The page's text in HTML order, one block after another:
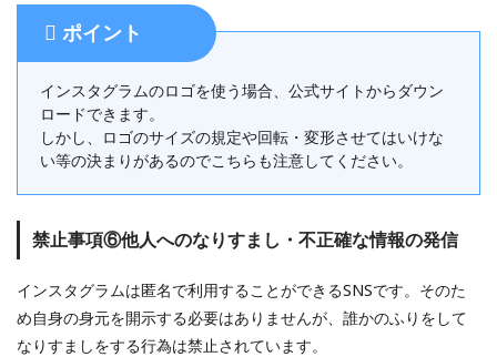
ポイント
インスタグラムのロゴを使う場合、公式サイトからダウン
ロードできます。
しかし、ロゴのサイズの規定や回転・変形させてはいけな
い等の決まりがあるのでこちらも注意してください。
禁止事項⑥他人へのなりすまし・不正確な情報の発信
インスタグラムは匿名で利用することができるSNSです。そのた
め自身の身元を開示する必要はありませんが、誰かのふりをして
なりすましをする行為は禁止されています。